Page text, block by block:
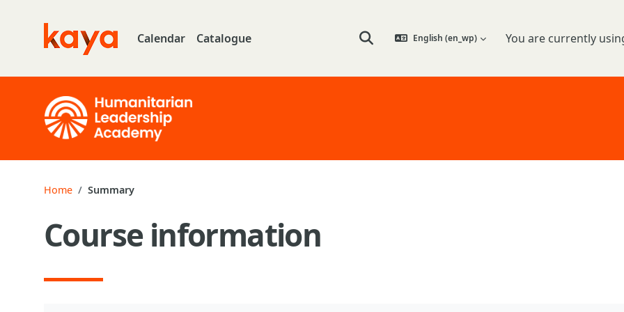
Go to home Calendar Catalogue Toggle search input
English ‎(en_wp)‎ You are currently
Home Summary
Course information